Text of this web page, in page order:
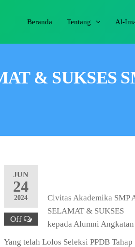
Beranda Tentang Al-
& SUKSES
JUN
24
2024
Off
Civitas Akademika SMP
SELAMAT & SUKSES
kepada Alumni
Yang telah Lolos Seleksi PPDB